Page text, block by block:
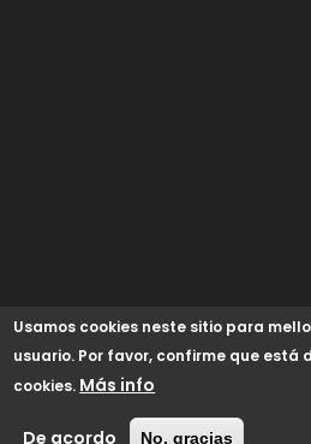
© 2024 Concello de Begonte /
Política de cookies
Usamos cookies neste sitio para
usuario. Por favor, confirme que está
cookies. Más info
De acordo No, gracias